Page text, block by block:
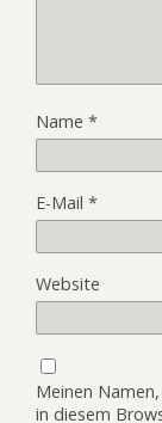
Name *
E-Mail *
Website
Meinen
in diesem